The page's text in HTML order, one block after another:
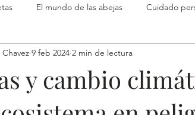
El mundo de las abejas Cuidado
y cambio
9 feb 2024 2 min de lectura